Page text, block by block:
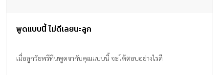
พูดแบบนี้ ไม่ดีเลยนะลูก
เมื่อลูกวัยพรีทีนพูดจากับคุณแบบนี้ จะโต้ตอบอย่างไรดี